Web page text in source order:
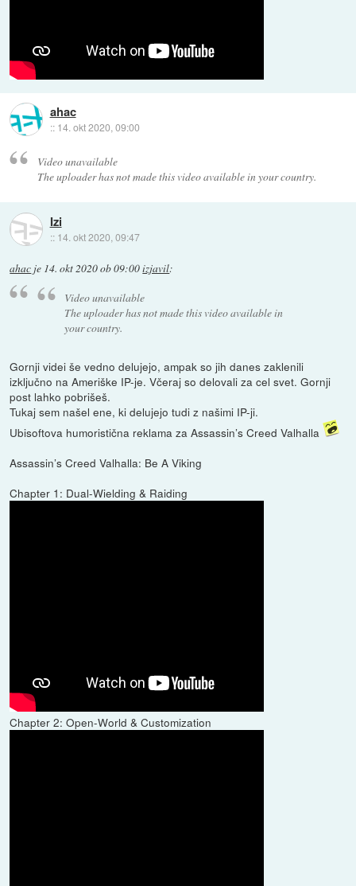
ahac
:: 14. okt 2020, 09:00
Video unavailable
The uploader has not made this video available in your country.
Izi
:: 14. okt 2020, 09:47
ahac je 14. okt 2020 ob 09:00izjavil:
Video unavailable
The uploader has not made this video available in
your country.
Gornji videi še vedno delujejo, ampak so jih danes zaklenili
izključno na Ameriške IP-je. Včeraj so delovali za cel svet. Gornji
post lahko pobrišeš.
Tukaj sem našel ene, ki delujejo tudi z našimi IP-ji.
Ubisoftova humoristična reklama za Assassin’s Creed Valhalla
Assassin’s Creed Valhalla: Be A Viking
Chapter 1: Dual-Wielding & Raiding
Chapter 2: Open-World & Customization